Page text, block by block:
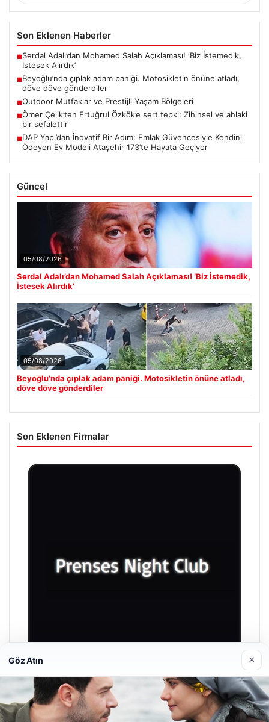
Son Eklenen Haberler
■Serdal Adalı’dan Mohamed Salah Açıklaması! ‘Biz İstemedik,
İstesek Alırdık’
■Beyoğlu’nda çıplak adam paniği. Motosikletin önüne atladı,
döve döve gönderdiler
■Outdoor Mutfaklar ve Prestijli Yaşam Bölgeleri
■Ömer Çelik’ten Ertuğrul Özkök’e sert tepki: Zihinsel ve ahlaki
bir sefalettir
■DAP Yapı’dan İnovatif Bir Adım: Emlak Güvencesiyle Kendini
Ödeyen Ev Modeli Ataşehir 173’te Hayata Geçiyor
Güncel
05/08/2026
Serdal Adalı’dan Mohamed Salah Açıklaması! ‘Biz İstemedik,
İstesek Alırdık’
05/08/2026
Beyoğlu’nda çıplak adam paniği. Motosikletin önüne atladı,
döve döve gönderdiler
Son Eklenen Firmalar
Prenses Night Club
29/04/2026
Göz Atın ×